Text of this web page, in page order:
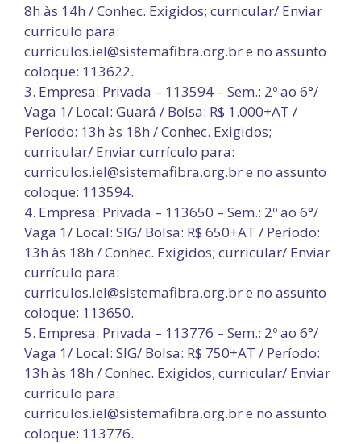
8h às 14h / Conhec. Exigidos; curricular/ Enviar
currículo para:
curriculos.iel@sistemafibra.org.br e no assunto
coloque: 113622.
3. Empresa: Privada – 113594 – Sem.: 2º ao 6°/
Vaga 1/ Local: Guará / Bolsa: R$ 1.000+AT /
Período: 13h às 18h / Conhec. Exigidos;
curricular/ Enviar currículo para:
curriculos.iel@sistemafibra.org.br e no assunto
coloque: 113594.
4. Empresa: Privada – 113650 – Sem.: 2º ao 6°/
Vaga 1/ Local: SIG/ Bolsa: R$ 650+AT / Período:
13h às 18h / Conhec. Exigidos; curricular/ Enviar
currículo para:
curriculos.iel@sistemafibra.org.br e no assunto
coloque: 113650.
5. Empresa: Privada – 113776 – Sem.: 2º ao 6°/
Vaga 1/ Local: SIG/ Bolsa: R$ 750+AT / Período:
13h às 18h / Conhec. Exigidos; curricular/ Enviar
currículo para:
curriculos.iel@sistemafibra.org.br e no assunto
coloque: 113776.